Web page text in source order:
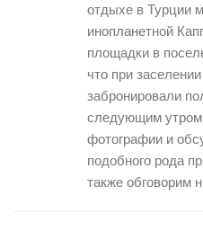
отдыхе в Турции
инопланетной
площадки в
что при
забронировали
следующим
фотографии и
подобного рода
также обговорим